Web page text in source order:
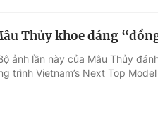
Thủy khoe dáng
ảnh lần này của Mâu Thủy
trình Vietnam’s Next Top